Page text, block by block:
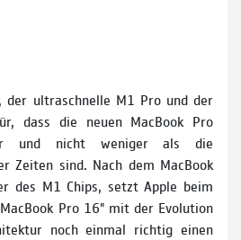
der ultraschnelle M1 Pro und der
dass die neuen MacBook Pro
und nicht weniger als die
Zeiten sind. Nach dem MacBook
des M1 Chips, setzt Apple beim
Pro 16" mit der Evolution
noch einmal richtig einen